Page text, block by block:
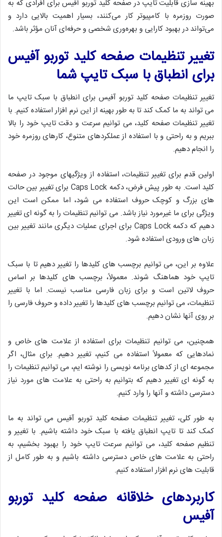
بهینه سازی قابلیت تایپ در صفحه کلید توربو آفیس برای افرادی که به
صورت روزمره با کامپیوتر کار می‌کنند، بسیار اهمیت بالایی دارد و
می‌تواند در بهبود کارایی و بهره‌وری شخصی و حرفه‌ای آنان مؤثر باشد.
تغییر تنظیمات صفحه کلید توربو آفیس
برای انطباق با سبک تایپ شما
تغییر تنظیمات صفحه کلید توربو آفیس برای انطباق با سبک تایپ ما
می تواند به ما کمک کند تا به طور بهینه از این نرم افزار استفاده کنیم. با
تغییر تنظیمات صفحه کلید، می توانیم سرعت و دقت تایپ خود را بالا
ببریم و به راحتی و با استفاده از عملکردهای متنوع، کارهای روزمره خود
را انجام دهیم.
اولین قدم برای تغییر تنظیمات، استفاده از ویژگیهای موجود در صفحه
کلید است. به طور پیش فرض، دکمه Caps Lock برای تغییر بین حالت
های بزرگ و کوچک حروف استفاده می شود، اما ممکن است این
ویژگی برای ما غیرمورد نیاز باشد. می توانیم تنظیمات را به گونه ای تغییر
دهیم که دکمه Caps Lock برای اجرای عملیات دیگری مانند تغییر بین
زبان های ورودی استفاده شود.
علاوه بر این، می توانیم برچسب های کلیدها را تغییر دهیم تا با سبک
تایپ خود هماهنگ شوند. معمولاً، برچسب های کلیدها بر اساس
حروف لاتین است و برای زبان فارسی مناسب نیست. اما با تغییر
تنظیمات، می توانیم برچسب های کلیدها را تغییر داده و حروف فارسی را
بر روی آنها نشان دهیم.
همچنین، می توانیم تنظیمات برای استفاده از علامت های خاص و
نمادهایی که معمولاً استفاده می کنیم، تغییر دهیم. برای مثال، اگر
مجموعه ای از کدهای برنامه نویسی را نوشته ایم، می توانیم تنظیمات را
به گونه ای تغییر دهیم که بتوانیم به راحتی به علامت های مورد نیاز
دسترسی داشته و آنها را وارد کنیم.
به طور کلی، تغییر تنظیمات صفحه کلید توربو آفیس می تواند به ما
کمک کند تا تایپ انطباق یافته با سبک خود داشته باشیم. با تغییر و
تنظیم صفحه کلید، می توانیم سرعت تایپ خود را بهبود بخشیم، به
راحتی به علامت های خاص دسترسی داشته باشیم و به طور کامل از
قابلیت های نرم افزار استفاده کنیم.
کاربردهای خلاقانه صفحه کلید توربو
آفیس